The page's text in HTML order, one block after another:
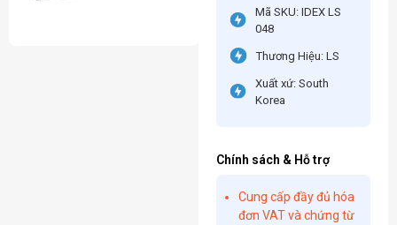
Mã SKU: IDEX LS
048
Thương Hiệu: LS
Xuất xứ: South
Korea
Chính sách & Hỗ trợ
Cung cấp đầy đủ hóa
đơn VAT và chứng từ